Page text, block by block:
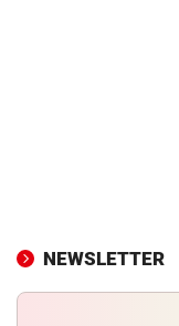
NEWSLETTER